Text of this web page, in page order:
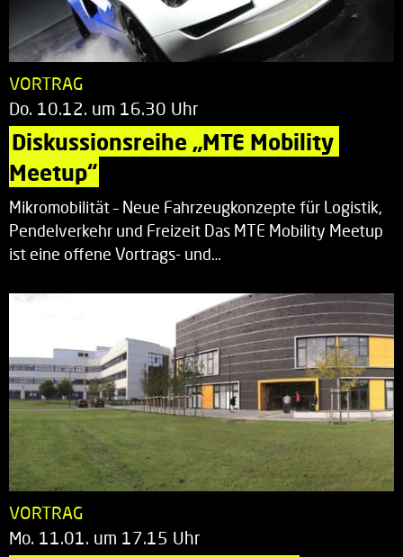
VORTRAG
Do. 10.12. um 16.30 Uhr
Diskussionsreihe „MTE Mobility
Meetup“
Mikromobilität – Neue Fahrzeugkonzepte für Logistik,
Pendelverkehr und Freizeit Das MTE Mobility Meetup
ist eine offene Vortrags- und…
VORTRAG
Mo. 11.01. um 17.15 Uhr